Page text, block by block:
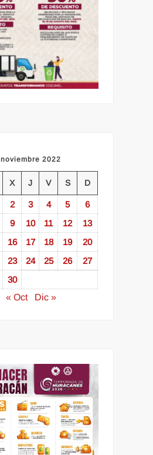
noviembre 2022
X J V S D
2 3 4 5
6
9 10 11 12
13
16 17 18 19
20
23 24 25 26
27
30
« Oct
Dic »